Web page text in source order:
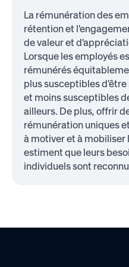
La rémunération des
rétention et
de valeur et
Lorsque les employés
rémunérés
plus susceptibles
et moins susceptibles
ailleurs. De plus, offrir
rémunération uniques
à motiver et à mobiliser
estiment que leurs
individuels sont